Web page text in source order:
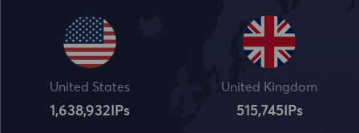
United States
1,638,932 IPs
United Kingdom
515,745IPs